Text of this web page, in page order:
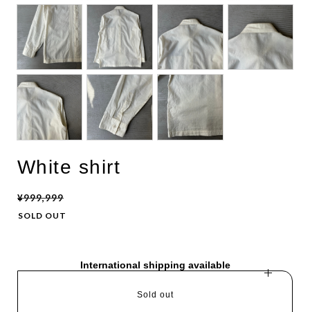
White shirt
¥999,999
SOLD OUT
International shipping available
Sold out